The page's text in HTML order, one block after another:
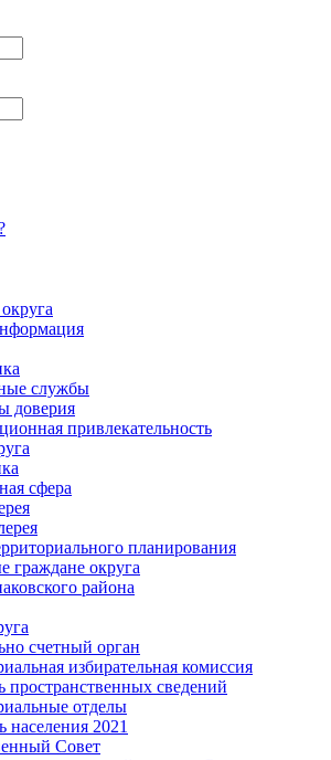
службы
доверия
привлекательность
сфера
планирования
граждане округа
района
счетный орган
избирательная комиссия
пространственных сведений
отделы
населения 2021
Совет